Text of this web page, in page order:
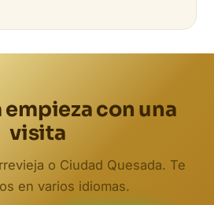
empieza con una
visita
o Ciudad Quesada. Te
en varios idiomas.